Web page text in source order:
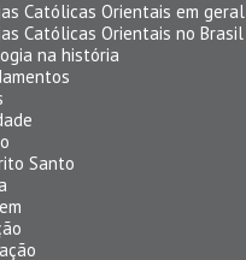
Católicas Orientais em geral
Católicas Orientais no Brasil
na história
Santo